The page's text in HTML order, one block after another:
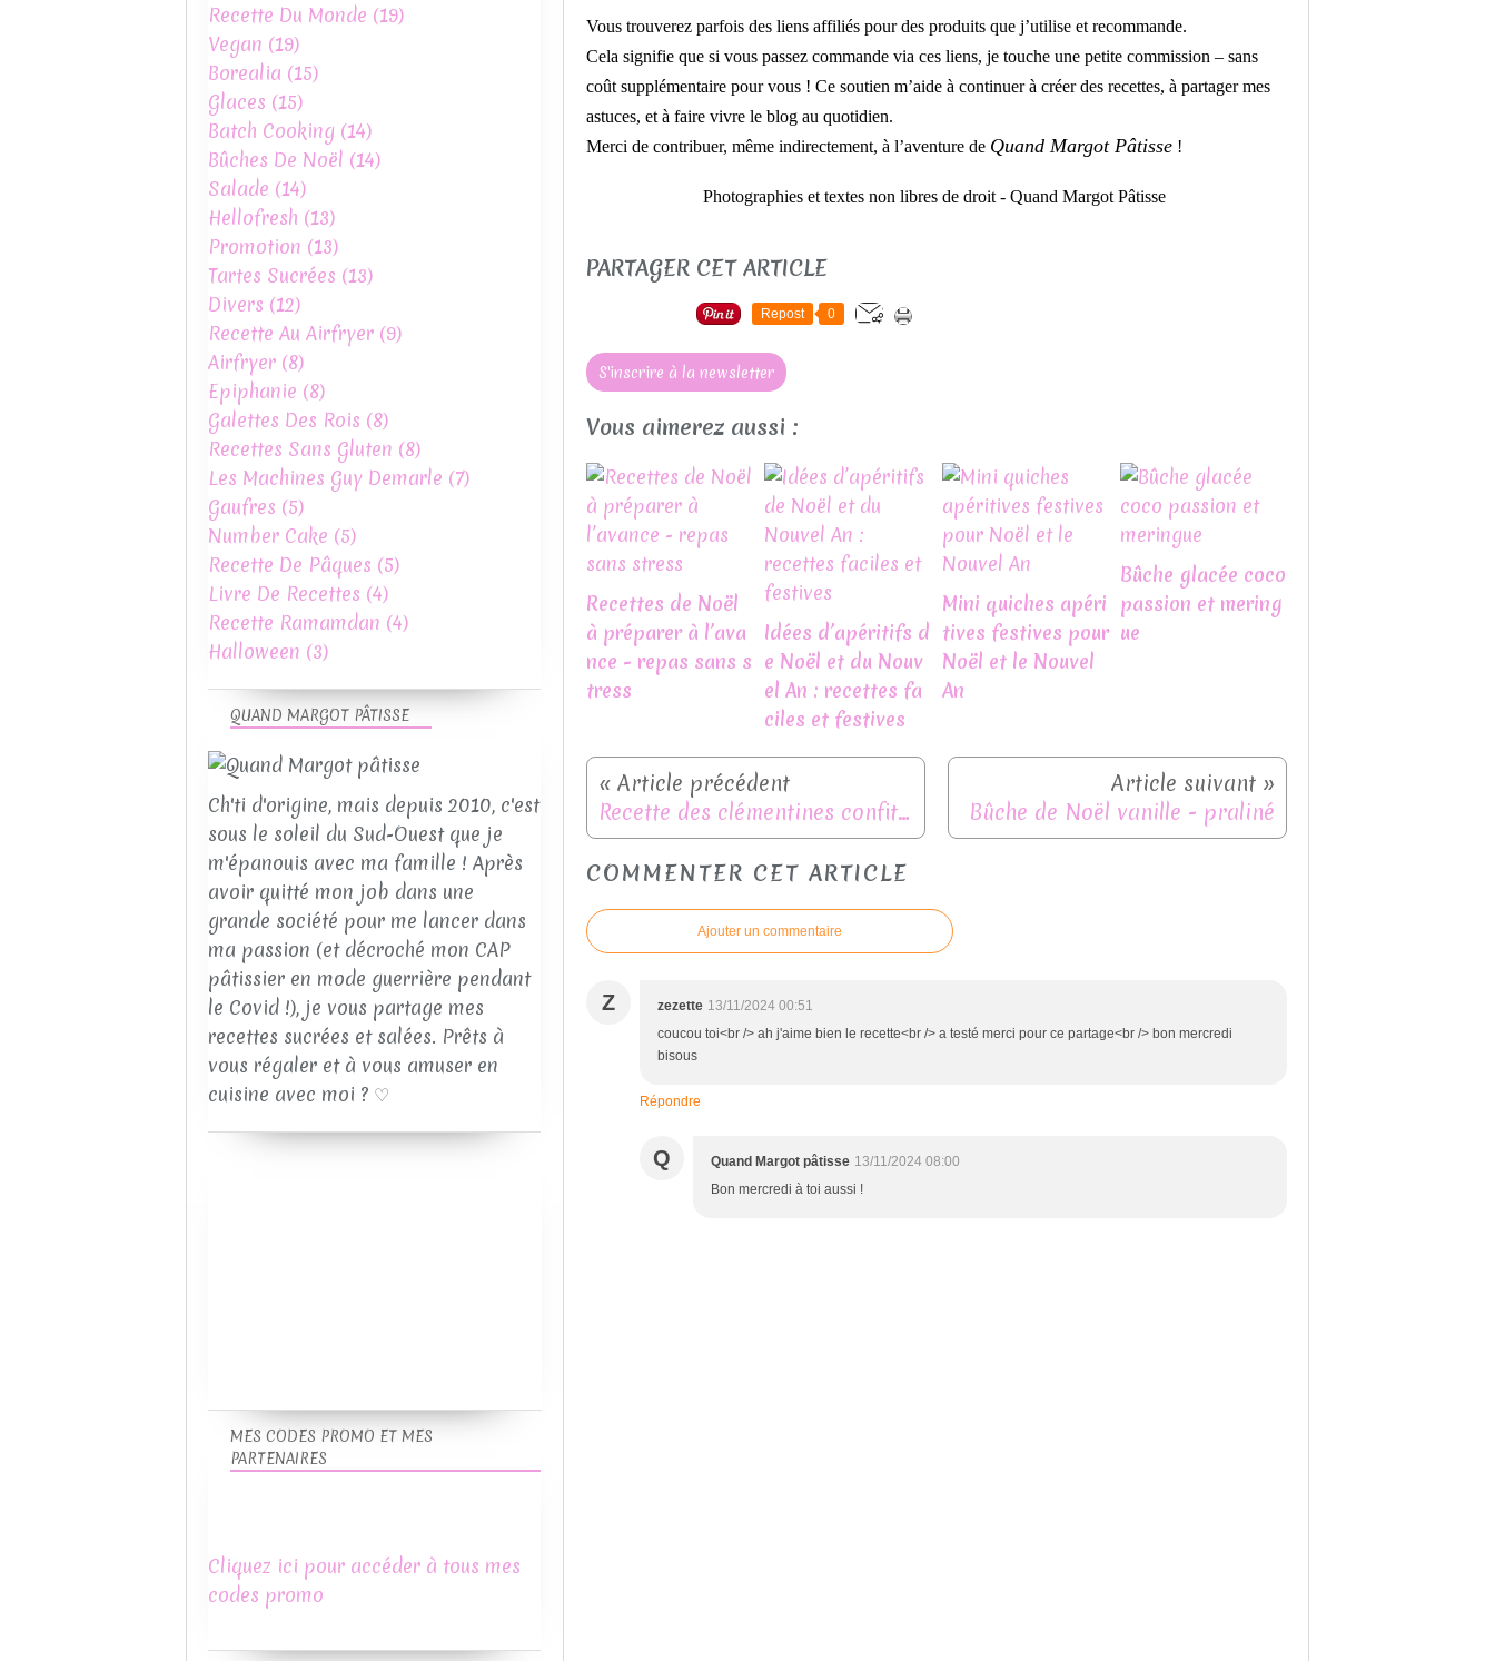
Vous trouverez parfois des liens affiliés pour des produits que j’utilise et recommande.
Cela signifie que si vous passez commande via ces liens, je touche une petite commission – sans
coût supplémentaire pour vous ! Ce soutien m’aide à continuer à créer des recettes, à partager mes
astuces, et à faire vivre le blog au quotidien.
Merci de contribuer, même indirectement, à l’aventure de Quand Margot Pâtisse !
Photographies et textes non libres de droit - Quand Margot Pâtisse
PARTAGER CET ARTICLE
Repost 0
S'inscrire à la newsletter
Vous aimerez aussi :
Recettes de Noël
à préparer à l’ava
nce - repas sans s
tress
Idées d’apéritifs d
e Noël et du Nouv
el An : recettes fa
ciles et festives
Mini quiches apéri
tives festives pour
Noël et le Nouvel
An
Bûche glacée coco
passion et mering
ue
Recette des clémentines confites - recette anti gaspillage Bûche de Noël vanille - praliné
COMMENTER CET ARTICLE
Ajouter un commentaire
Z zezette 13/11/2024 00:51
coucou toi<br /> ah j'aime bien le recette<br /> a testé merci pour ce partage<br /> bon mercredi
bisous
Répondre
Q Quand Margot pâtisse 13/11/2024 08:00
Bon mercredi à toi aussi !
QUAND MARGOT PÂTISSE
Ch'ti d'origine, mais depuis 2010, c'est
sous le soleil du Sud-Ouest que je
m'épanouis avec ma famille ! Après
avoir quitté mon job dans une
grande société pour me lancer dans
ma passion (et décroché mon CAP
pâtissier en mode guerrière pendant
le Covid !), je vous partage mes
recettes sucrées et salées. Prêts à
vous régaler et à vous amuser en
cuisine avec moi ? ♡
Recette Du Monde (19)
Vegan (19)
Borealia (15)
Glaces (15)
Batch Cooking (14)
Bûches De Noël (14)
Salade (14)
Hellofresh (13)
Promotion (13)
Tartes Sucrées (13)
Divers (12)
Recette Au Airfryer (9)
Airfryer (8)
Epiphanie (8)
Galettes Des Rois (8)
Recettes Sans Gluten (8)
Les Machines Guy Demarle (7)
Gaufres (5)
Number Cake (5)
Recette De Pâques (5)
Livre De Recettes (4)
Recette Ramamdan (4)
Halloween (3)
MES CODES PROMO ET MES
PARTENAIRES
Cliquez ici pour accéder à tous mes
codes promo